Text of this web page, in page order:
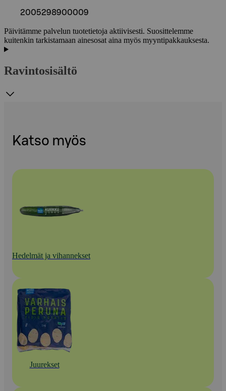
2005298900009
Päivitämme palvelun tuotetietoja aktiivisesti. Suosittelemme
kuitenkin tarkistamaan ainesosat aina myös myyntipakkauksesta.
Ravintosisältö
Katso myös
Hedelmät ja vihannekset
Juurekset